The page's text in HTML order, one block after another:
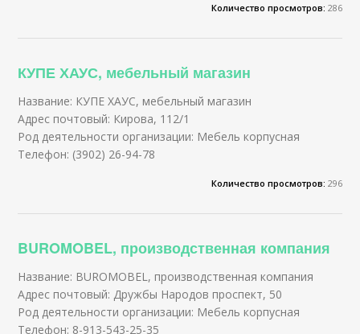
Количество просмотров: 286
КУПЕ ХАУС, мебельный магазин
Название: КУПЕ ХАУС, мебельный магазин
Адрес почтовый: Кирова, 112/1
Род деятельности организации: Мебель корпусная
Телефон: (3902) 26-94-78
Количество просмотров: 296
BUROMOBEL, производственная компания
Название: BUROMOBEL, производственная компания
Адрес почтовый: Дружбы Народов проспект, 50
Род деятельности организации: Мебель корпусная
Телефон: 8-913-543-25-35